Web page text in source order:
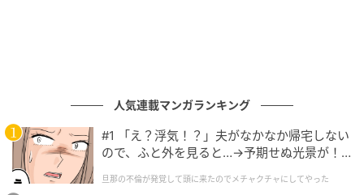
人気連載マンガランキング
#1 「え？浮気！？」夫がなかなか帰宅しない
ので、ふと外を見ると…→予期せぬ光景が！
クチャにしてやった
旦那の不倫が発覚して頭に来たのでメチャクチャにしてやった